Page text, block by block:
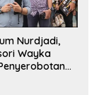
Nurdjadi,
Wayka